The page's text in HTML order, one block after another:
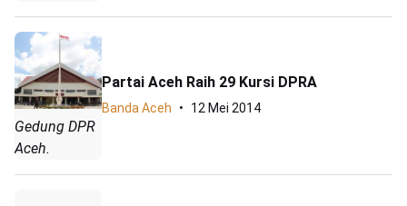
Gedung DPR
Aceh.
Partai Aceh Raih 29 Kursi DPRA
Banda Aceh 12 Mei 2014